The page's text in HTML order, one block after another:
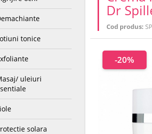
tonice
uleiuri
solara
Dr
Cod produs:
-20%